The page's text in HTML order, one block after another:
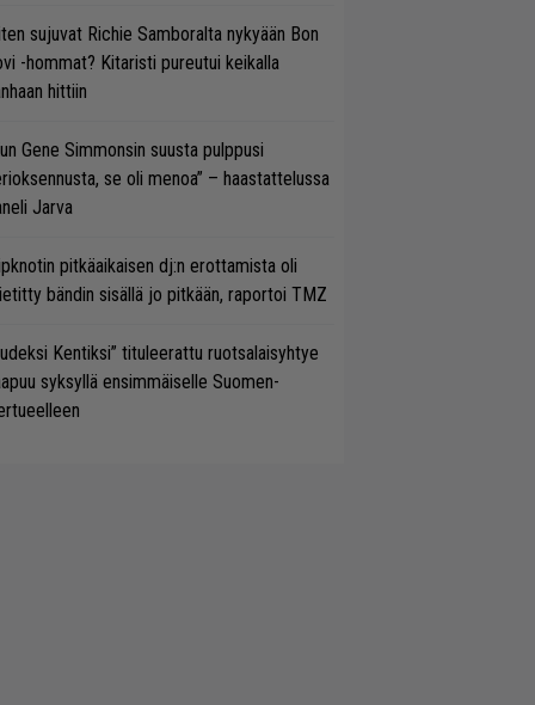
sujuvat Richie Samboralta nykyään Bon
-hommat? Kitaristi pureutui keikalla
hittiin
Gene Simmonsin suusta pulppusi
se oli menoa” – haastattelussa
Jarva
pitkäaikaisen dj:n erottamista oli
bändin sisällä jo pitkään, raportoi TMZ
Kentiksi” tituleerattu ruotsalaisyhtye
syksyllä ensimmäiselle Suomen-